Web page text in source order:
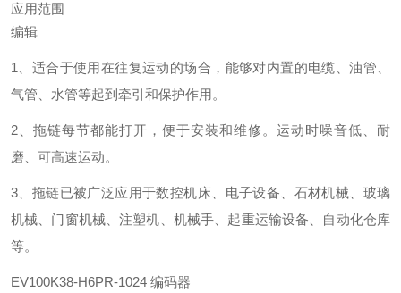
应用范围
编辑
1、适合于使用在往复运动的场合，能够对内置的电缆、油管、
气管、水管等起到牵引和保护作用。
2、拖链每节都能打开，便于安装和维修。运动时噪音低、耐
磨、可高速运动。
3、拖链已被广泛应用于数控机床、电子设备、石材机械、玻璃
机械、门窗机械、注塑机、机械手、起重运输设备、自动化仓库
等。
EV100K38-H6PR-1024 编码器